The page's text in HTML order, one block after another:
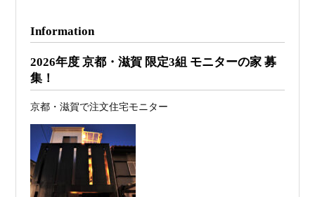
2026年07月26
日
予算オーバーを防ぐ方法 ― デザインフ
ァーススト一級建築士事務所が考える“設
2026年07月24
旗竿地・狭小地は「土地代が安い＝お
得」ではない ―道路が狭い京都・滋賀で
こそ知っておくべき“建築費が上がる理
由”―
Information
2026年度 京都・滋賀 限定3組 モニターの家 募
集！
京都・滋賀で注文住宅モニター